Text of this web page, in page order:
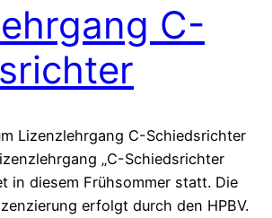
C-
Lizenzlehrgang C-Schiedsrichter
„C-Schiedsrichter
in diesem Frühsommer statt. Die
erfolgt durch den HPBV.